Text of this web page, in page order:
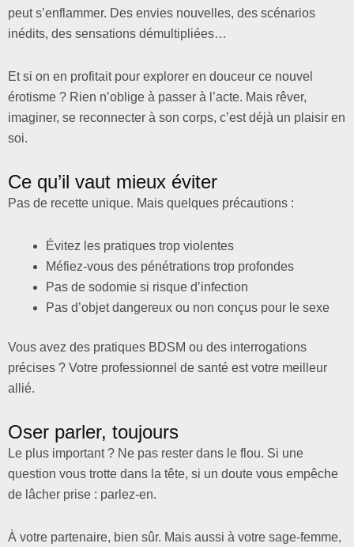
peut s’enflammer. Des envies nouvelles, des scénarios
inédits, des sensations démultipliées…
Et si on en profitait pour explorer en douceur ce nouvel
érotisme ? Rien n’oblige à passer à l’acte. Mais rêver,
imaginer, se reconnecter à son corps, c’est déjà un plaisir en
soi.
Ce qu’il vaut mieux éviter
Pas de recette unique. Mais quelques précautions :
Évitez les pratiques trop violentes
Méfiez-vous des pénétrations trop profondes
Pas de sodomie si risque d’infection
Pas d’objet dangereux ou non conçus pour le sexe
Vous avez des pratiques BDSM ou des interrogations
précises ? Votre professionnel de santé est votre meilleur
allié.
Oser parler, toujours
Le plus important ? Ne pas rester dans le flou. Si une
question vous trotte dans la tête, si un doute vous empêche
de lâcher prise : parlez-en.
À votre partenaire, bien sûr. Mais aussi à votre sage-femme,